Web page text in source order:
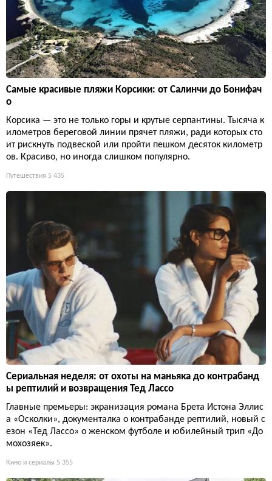
Самые красивые пляжи Корсики: от Салинчи до Бонифач
о
Корсика — это не только горы и крутые серпантины. Тысяча к
илометров береговой линии прячет пляжи, ради которых сто
ит рискнуть подвеской или пройти пешком десяток километр
ов. Красиво, но иногда слишком популярно.
Путешествия 5 435
Сериальная неделя: от охоты на маньяка до контрабанд
ы рептилий и возвращения Тед Лассо
Главные премьеры: экранизация романа Брета Истона Эллис
а «Осколки», документалка о контрабанде рептилий, новый с
езон «Тед Лассо» о женском футболе и юбилейный трип «До
мохозяек».
Кино и сериалы 5 355